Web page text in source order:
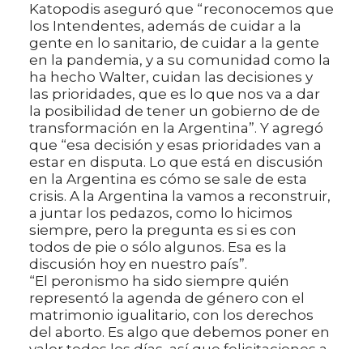
Katopodis aseguró que “reconocemos que
los Intendentes, además de cuidar a la
gente en lo sanitario, de cuidar a la gente
en la pandemia, y a su comunidad como la
ha hecho Walter, cuidan las decisiones y
las prioridades, que es lo que nos va a dar
la posibilidad de tener un gobierno de de
transformación en la Argentina”. Y agregó
que “esa decisión y esas prioridades van a
estar en disputa. Lo que está en discusión
en la Argentina es cómo se sale de esta
crisis. A la Argentina la vamos a reconstruir,
a juntar los pedazos, como lo hicimos
siempre, pero la pregunta es si es con
todos de pie o sólo algunos. Esa es la
discusión hoy en nuestro país”.
“El peronismo ha sido siempre quién
representó la agenda de género con el
matrimonio igualitario, con los derechos
del aborto. Es algo que debemos poner en